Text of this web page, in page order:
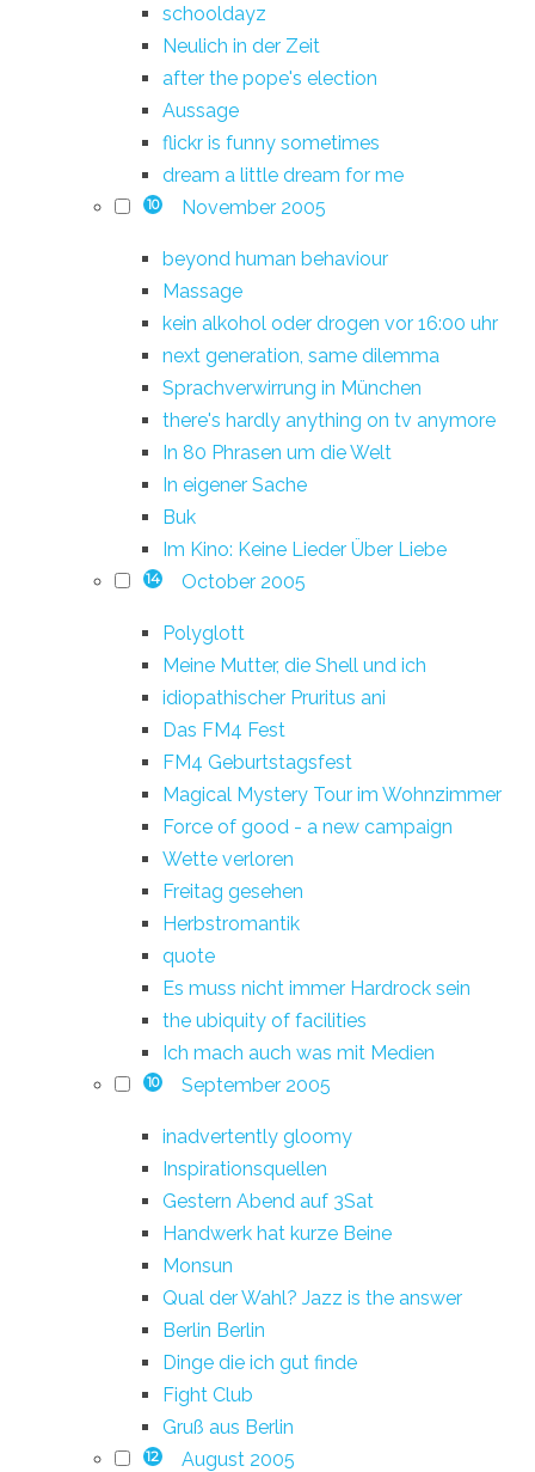
schooldayz
Neulich in der Zeit
after the pope's election
Aussage
flickr is funny sometimes
dream a little dream for me
10 November 2005
beyond human behaviour
Massage
kein alkohol oder drogen vor 16:00 uhr
next generation, same dilemma
Sprachverwirrung in München
there's hardly anything on tv anymore
In 80 Phrasen um die Welt
In eigener Sache
Buk
Im Kino: Keine Lieder Über Liebe
14 October 2005
Polyglott
Meine Mutter, die Shell und ich
idiopathischer Pruritus ani
Das FM4 Fest
FM4 Geburtstagsfest
Magical Mystery Tour im Wohnzimmer
Force of good - a new campaign
Wette verloren
Freitag gesehen
Herbstromantik
quote
Es muss nicht immer Hardrock sein
the ubiquity of facilities
Ich mach auch was mit Medien
10 September 2005
inadvertently gloomy
Inspirationsquellen
Gestern Abend auf 3Sat
Handwerk hat kurze Beine
Monsun
Qual der Wahl? Jazz is the answer
Berlin Berlin
Dinge die ich gut finde
Fight Club
Gruß aus Berlin
12 August 2005